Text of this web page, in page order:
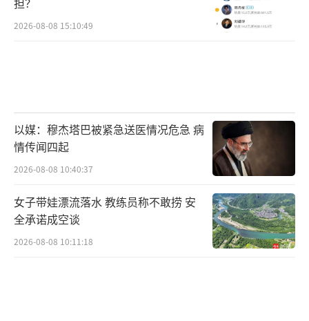
2026-08-08 15:10:49
以媒：穆杰塔巴被紧急送医情况危急 病
情传闻四起
2026-08-08 10:40:37
女子带娃漂流落水 教练员称不敢捞 安
全承诺成空谈
2026-08-08 10:11:18